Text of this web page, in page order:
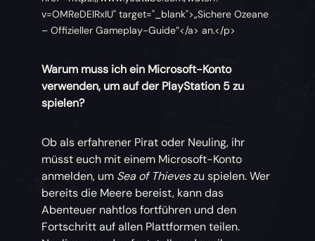
v=OMReDElRxIU" target="_blank">„Sichere Ozeane
– Offizieller Gameplay-Guide”</a> an.</p>
Warum muss ich ein Microsoft-Konto
verwenden, um auf der PlayStation 5 zu
spielen?
Ob als erfahrener Pirat oder Neuling, ihr
müsst euch mit einem Microsoft-Konto
anmelden, um Sea of Thieveszu spielen. Wer
bereits die Meere bereist, kann das
Abenteuer nahtlos fortführen und den
Fortschritt auf allen Plattformen teilen.